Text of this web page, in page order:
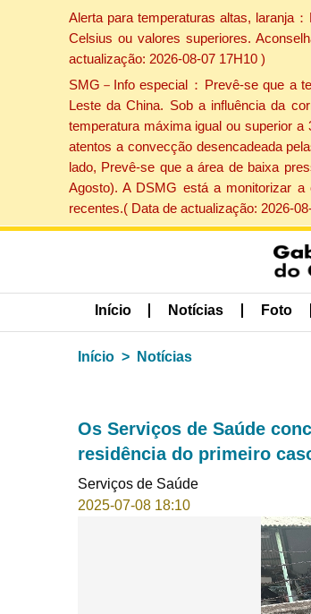
Alerta para temperaturas altas, laranja
Celsius ou valores superiores.
actualização: 2026-08-07 17H10 )
SMG－Info especial：Prevê-se que a
Leste da China. Sob a influência da
temperatura máxima igual ou superior
atentos a convecção desencadeada
lado, Prevê-se que a área de baixa
Agosto). A DSMG está a monitorizar
recentes.( Data de actualização: 2026-
Início Notícias Foto
Início Notícias
Os Serviços de Saúde
residência do primeiro
Serviços de Saúde
2025-07-08 18:10